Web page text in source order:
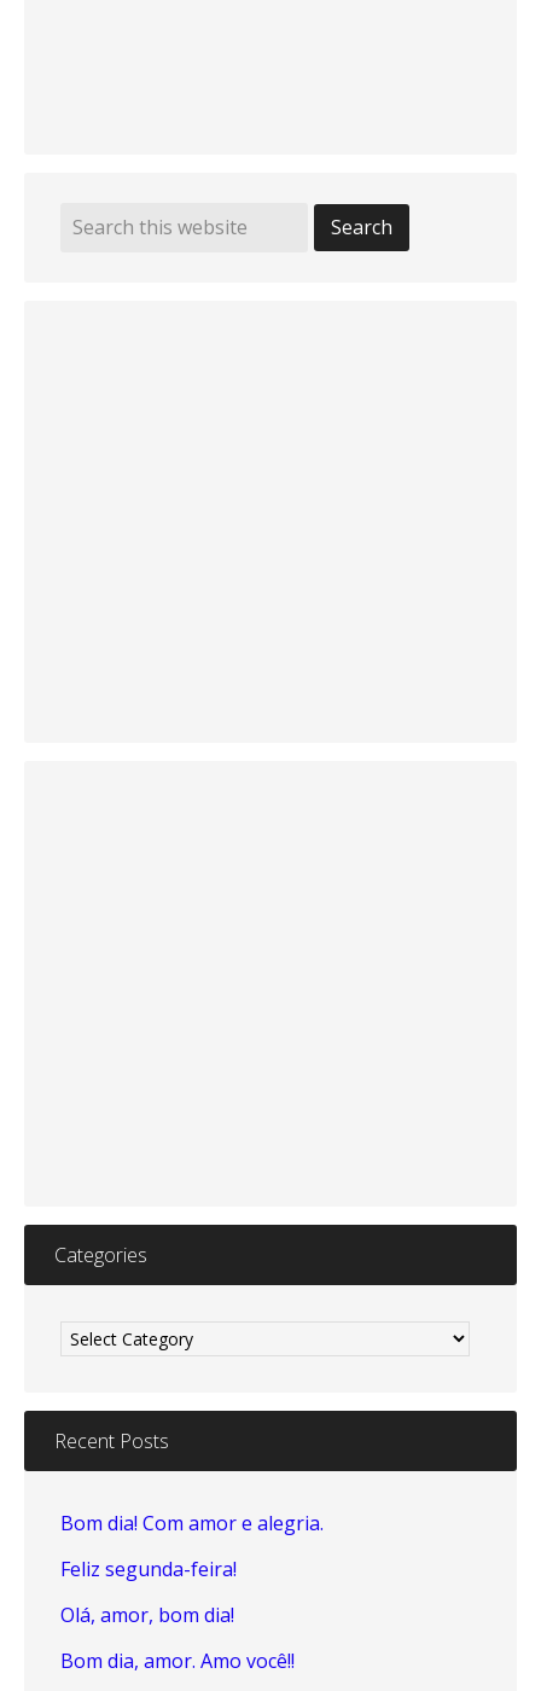
Categories
Recent Posts
Bom dia! Com amor e alegria.
Feliz segunda-feira!
Olá, amor, bom dia!
Bom dia, amor. Amo você!!